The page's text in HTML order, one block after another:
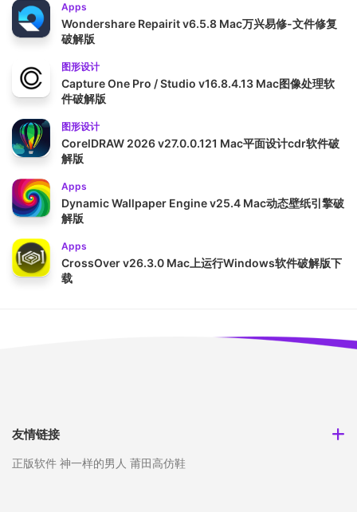
Apps
Wondershare Repairit v6.5.8 Mac万兴易修-文件修复
破解版
图形设计
Capture One Pro / Studio v16.8.4.13 Mac图像处理软
件破解版
图形设计
CorelDRAW 2026 v27.0.0.121 Mac平面设计cdr软件破
解版
Apps
Dynamic Wallpaper Engine v25.4 Mac动态壁纸引擎破
解版
Apps
CrossOver v26.3.0 Mac上运行Windows软件破解版下
载
友情链接
正版软件 神一样的男人 莆田高仿鞋